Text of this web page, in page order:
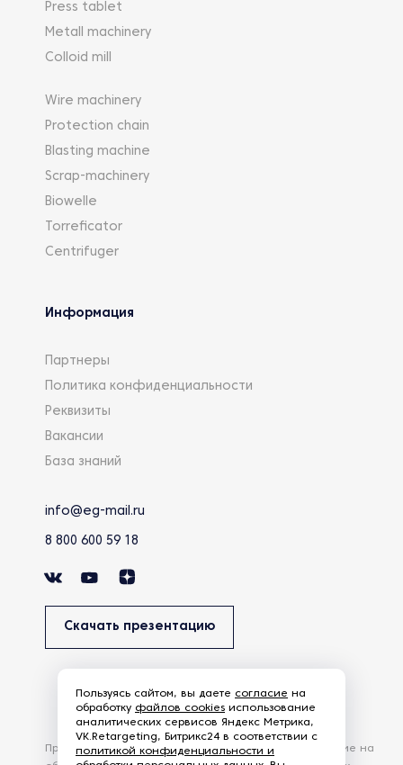
Press tablet
Metall machinery
Colloid mill
Wire machinery
Protection chain
Blasting machine
Scrap-machinery
Biowelle
Torreficator
Centrifuger
Информация
Партнеры
Политика конфиденциальности
Реквизиты
Вакансии
База знаний
info@eg-mail.ru
8 800 600 59 18
Скачать презентацию
Продолжая использовать наш сайт, вы даете согласие на
Пользуясь сайтом, вы даете согласие на
обработку файлов cookies использование
аналитических сервисов Яндекс Метрика,
VK.Retargeting, Битрикс24 в соответствии с
политикой конфиденциальности и